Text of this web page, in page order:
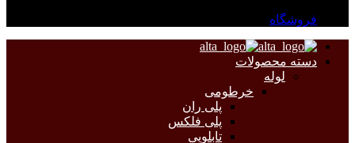
فروشگاه
دسته محصولات
لوله
خرطومی
پلی ران
پلی فلکس
تابلویی